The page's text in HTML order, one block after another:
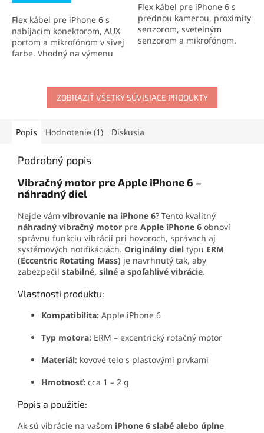
Flex kábel pre iPhone 6 s
nabíjacím konektorom, AUX
portom a mikrofónom v sivej
farbe. Vhodný na výmenu
spoľahlivý a ľahko
vymeniteľný.
Flex kábel pre iPhone 6 s
prednou kamerou, proximity
senzorom, svetelným
senzorom a mikrofónom.
pre rýchlu opravu
poškodených komponentov.
ZOBRAZIŤ VŠETKY SÚVISIACE PRODUKTY
Popis Hodnotenie (1) Diskusia
Podrobný popis
Vibračný motor pre Apple iPhone 6 –
náhradný diel
Nejde vám vibrovanie na iPhone 6? Tento kvalitný
náhradný vibračný motor pre Apple iPhone 6 obnoví
správnu funkciu vibrácií pri hovoroch, správach aj
systémových notifikáciách. Originálny diel typu ERM
(Eccentric Rotating Mass) je navrhnutý tak, aby
zabezpečil stabilné, silné a spoľahlivé vibrácie.
Vlastnosti produktu:
Kompatibilita: Apple iPhone 6
Typ motora: ERM – excentrický rotačný motor
Materiál: kovové telo s plastovými prvkami
Hmotnosť: cca 1 – 2 g
Popis a použitie:
Ak sú vibrácie na vašom iPhone 6 slabé alebo úplne